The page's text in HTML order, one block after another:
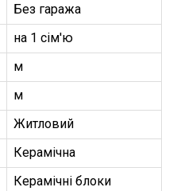
Без гаража
на 1 сім'ю
м
м
Житловий
Керамічна
Керамічні блоки